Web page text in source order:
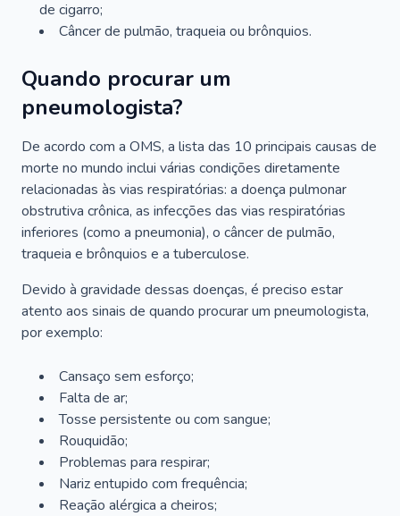
de cigarro;
Câncer de pulmão, traqueia ou brônquios.
Quando procurar um
pneumologista?
De acordo com a OMS, a lista das 10 principais causas de
morte no mundo inclui várias condições diretamente
relacionadas às vias respiratórias: a doença pulmonar
obstrutiva crônica, as infecções das vias respiratórias
inferiores (como a pneumonia), o câncer de pulmão,
traqueia e brônquios e a tuberculose.
Devido à gravidade dessas doenças, é preciso estar
atento aos sinais de quando procurar um pneumologista,
por exemplo:
Cansaço sem esforço;
Falta de ar;
Tosse persistente ou com sangue;
Rouquidão;
Problemas para respirar;
Nariz entupido com frequência;
Reação alérgica a cheiros;